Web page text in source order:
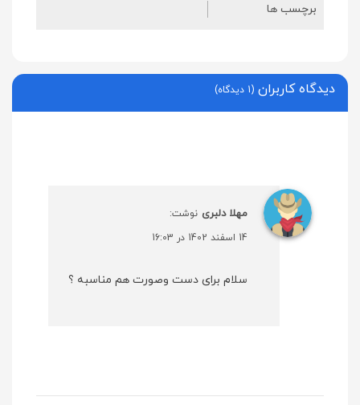
برچسب ها
دیدگاه کاربران (1 دیدگاه)
مهلا دلبری نوشت:
14 اسفند 1402 در 16:03
سلام برای دست وصورت هم مناسبه ؟